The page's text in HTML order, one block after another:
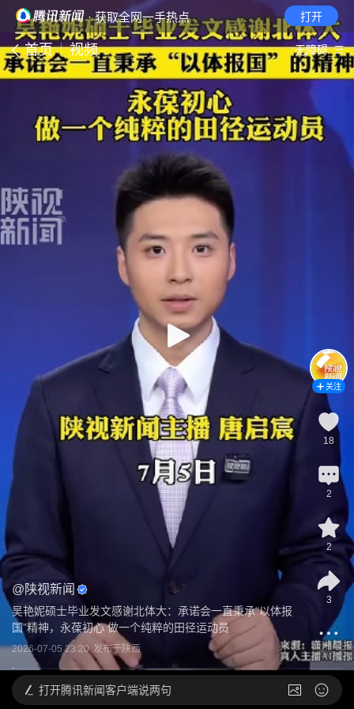
· 获取全网一手热点 打开
首页 视频 无障碍
@陕视新闻
吴艳妮硕士毕业发文感谢北体大：承诺会一直秉承“以体报
国”精神，永葆初心 做一个纯粹的田径运动员
2026-07-05 23:20 发布于陕西
关注
18
2
2
3
打开腾讯新闻客户端说两句